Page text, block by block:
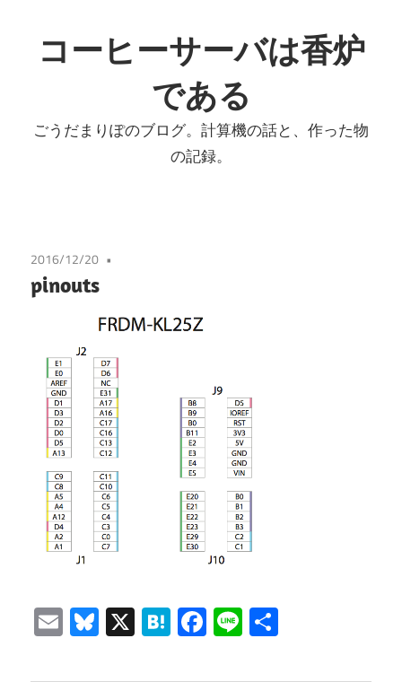
ン
テ
へ
コーヒーサーバは香炉
である
ごうだまりぽのブログ。計算機の話と、作った物
の記録。
2016/12/20
pinouts
EmailBluesky
X Hatena
Facebook
Line